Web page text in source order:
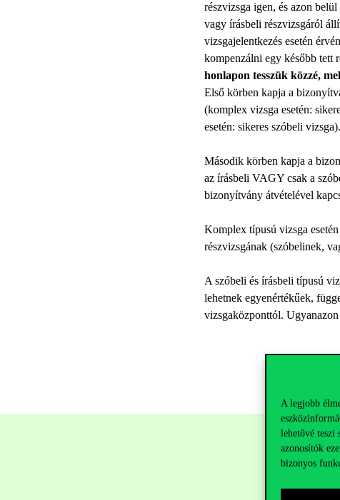
A legjobb
lehetővé teszi
azonosítók
bizonyos
részvizsga igen, és azon
vagy írásbeli részvizsgáról
vizsgajelentkezés esetén
kompenzálni egy később tett
honlapon tesszük közzé,
Első körben kapja a
(komplex vizsga esetén:
esetén: sikeres szóbeli vizsga).
Második körben kapja a
az írásbeli VAGY csak a
bizonyítvány átvételével
Komplex típusú vizsga
részvizsgának (szóbelinek,
A szóbeli és írásbeli típusú
lehetnek egyenértékűek,
vizsgaközponttól.